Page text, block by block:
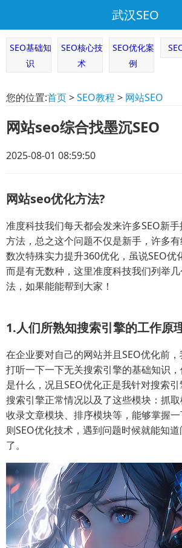
武汉SEO
SEO基础知
识
SEO核心技
术
SEO优化案
例
您的位置:首页>SEO教程 > 网站SEO
网站seo综合找墨沉SEO
2025-08-01 08:59:50
网站seo优化方法?
准度科技我们每天都会发来许多SEO新
方法，总之这个问题不仅是新手，许多
数次特殊实力提升360优化，虽说SEO优
而是有无数种，这里准度科技我们列举
法，如果能能帮到大家！
1.人们所熟知搜索引擎的工作原
在企业要对自己的网站并且SEO优化前
打听一下一下无关搜索引擎的基础知识
是什么，况且SEO优化正是我针对搜索引
搜索引擎正常情况以及了这些模块：抓取
收录文章模块、排序模块等，能够掌握
则SEO优化技术，遇到问题时候就能知
了。